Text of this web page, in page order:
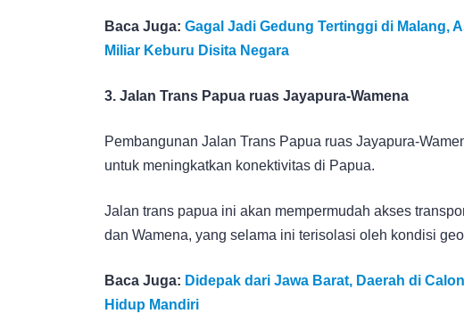
Baca Juga: Gagal Jadi Gedung Tertinggi di Malang,
Miliar Keburu Disita Negara
3. Jalan Trans Papua ruas Jayapura-Wamena
Pembangunan Jalan Trans Papua ruas Jayapura-
untuk meningkatkan konektivitas di Papua.
Jalan trans papua ini akan mempermudah akses
dan Wamena, yang selama ini terisolasi oleh kondisi
Baca Juga: Didepak dari Jawa Barat, Daerah di
Hidup Mandiri